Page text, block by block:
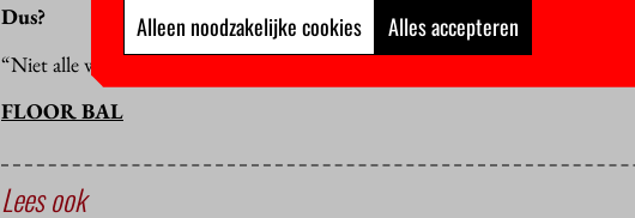
Dus?
“Niet alle wensen zijn gehaald, maar we zijn wel tevreden.”
FLOOR BAL
Lees ook
Alleen noodzakelijke cookies Alles accepteren